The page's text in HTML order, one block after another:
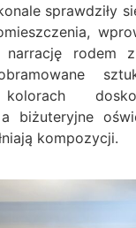
sprawdziły
narrację rodem
a biżuteryjne
kompozycji.